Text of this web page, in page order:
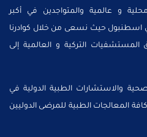
و عالمية والمتواجدين في أكبر
اسطنبول حيث نسعى من خلال كوادرنا
المستشفيات التركية و العالمية إلى
والاستشارات الطبية الدولية في
المعالجات الطبية للمرضى الدوليين